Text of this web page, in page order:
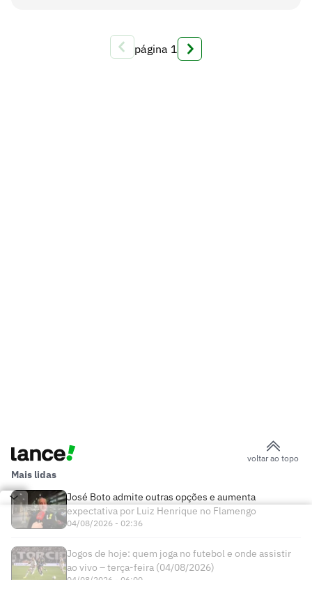
página 1
voltar ao topo
Mais lidas
José Boto admite outras opções e aumenta
expectativa por Luiz Henrique no Flamengo
04/08/2026 - 02:36
Jogos de hoje: quem joga no futebol e onde assistir
ao vivo – terça-feira (04/08/2026)
04/08/2026 - 06:00